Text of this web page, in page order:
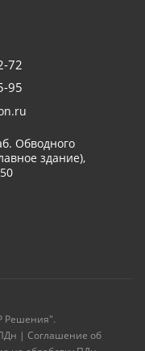
72
95
Обводного
здание),
Решения".
| Соглашение об